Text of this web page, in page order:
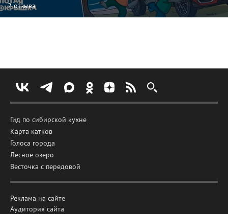
2 отзыва
Гид по сибирской кухне
Карта катков
Голоса города
Лесное озеро
Весточка с передовой
Реклама на сайте
Аудитория сайта